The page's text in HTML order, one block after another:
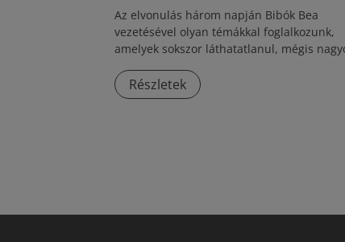
Az elvonulás három napján Bibók Bea
vezetésével olyan témákkal foglalkozunk,
amelyek sokszor láthatatlanul, mégis
lesz önazonosságról, gyermekkori
parentifikációról, felnőtt párkapcsolatokról,
Részletek